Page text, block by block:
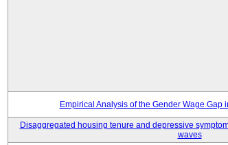
Empirical Analysis of the Gender Wage Gap
Disaggregated housing tenure and depressive
waves